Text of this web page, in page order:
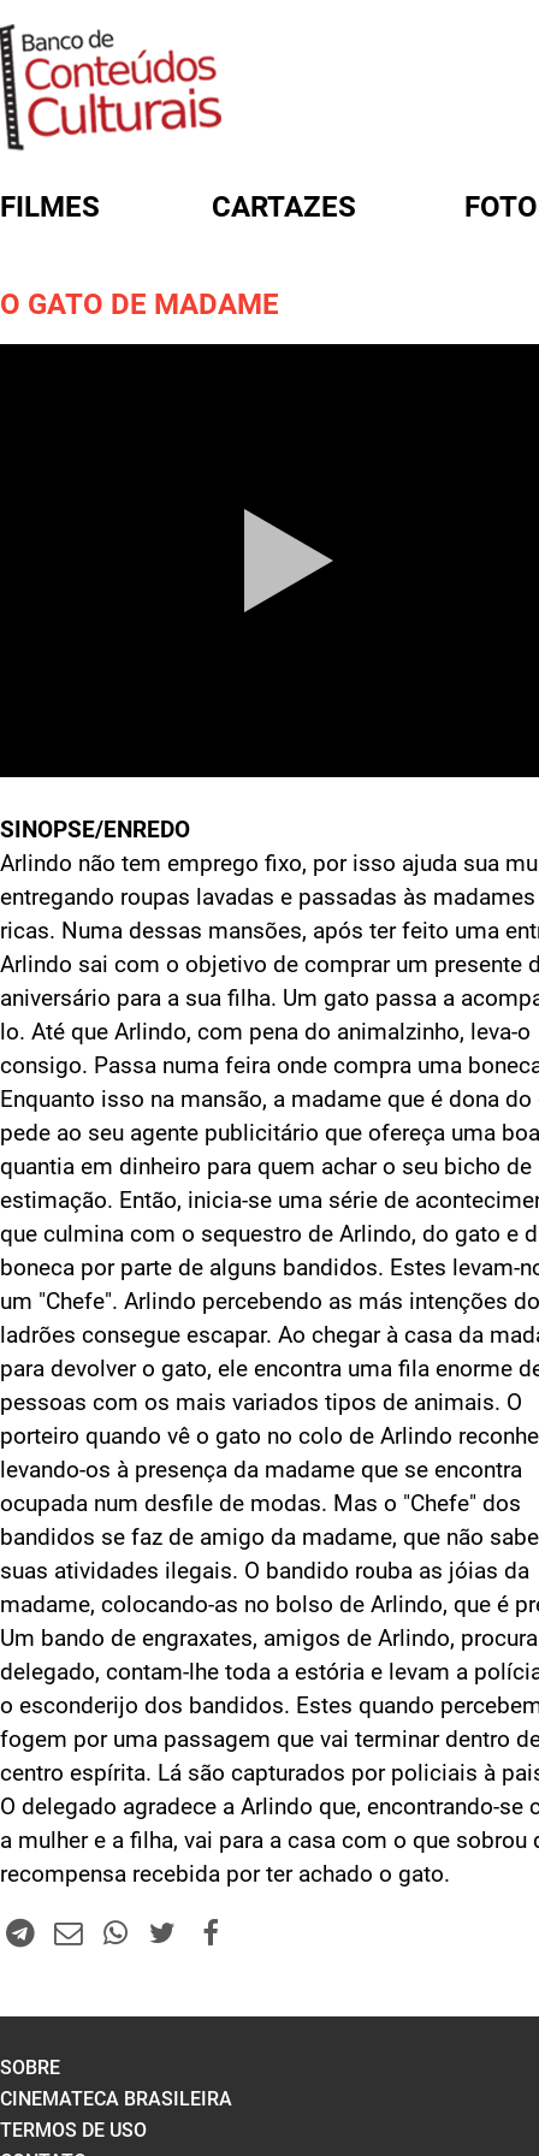
FILMES CARTAZES
O GATO DE MADAME
SINOPSE/ENREDO
Arlindo não tem emprego fixo, por isso ajuda sua
entregando roupas lavadas e passadas às madames
ricas. Numa dessas mansões, após ter feito uma
Arlindo sai com o objetivo de comprar um presente
aniversário para a sua filha. Um gato passa a
lo. Até que Arlindo, com pena do animalzinho, leva-o
consigo. Passa numa feira onde compra uma
Enquanto isso na mansão, a madame que é dona do
pede ao seu agente publicitário que ofereça uma boa
quantia em dinheiro para quem achar o seu bicho de
estimação. Então, inicia-se uma série de
que culmina com o sequestro de Arlindo, do gato e
boneca por parte de alguns bandidos. Estes levam-
um "Chefe". Arlindo percebendo as más intenções
ladrões consegue escapar. Ao chegar à casa da
para devolver o gato, ele encontra uma fila enorme
pessoas com os mais variados tipos de animais. O
porteiro quando vê o gato no colo de Arlindo
levando-os à presença da madame que se encontra
ocupada num desfile de modas. Mas o "Chefe" dos
bandidos se faz de amigo da madame, que não
suas atividades ilegais. O bandido rouba as jóias da
madame, colocando-as no bolso de Arlindo, que é
Um bando de engraxates, amigos de Arlindo,
delegado, contam-lhe toda a estória e levam a
o esconderijo dos bandidos. Estes quando
fogem por uma passagem que vai terminar dentro
centro espírita. Lá são capturados por policiais à
O delegado agradece a Arlindo que, encontrando-se
a mulher e a filha, vai para a casa com o que sobrou
recompensa recebida por ter achado o gato.
SOBRE
CINEMATECA BRASILEIRA
TERMOS DE USO